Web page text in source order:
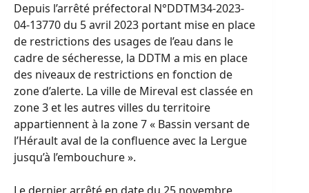
Depuis l’arrêté préfectoral N°DDTM34-2023-
04-13770 du 5 avril 2023 portant mise en place
de restrictions des usages de l’eau dans le
cadre de sécheresse, la DDTM a mis en place
des niveaux de restrictions en fonction de
zone d’alerte. La ville de Mireval est classée en
zone 3 et les autres villes du territoire
appartiennent à la zone 7 « Bassin versant de
l’Hérault aval de la confluence avec la Lergue
jusqu’à l’embouchure ».